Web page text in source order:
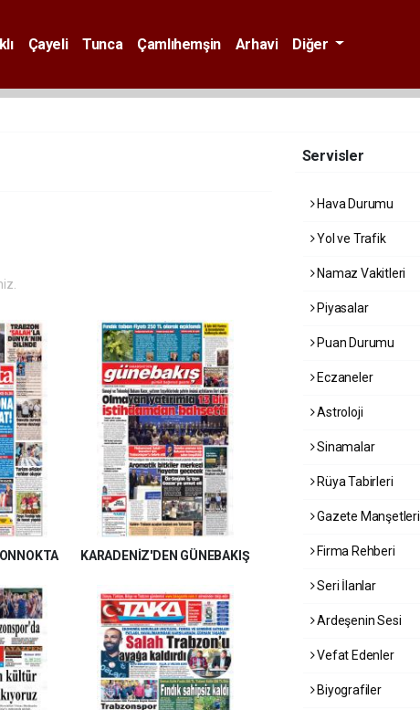
Çayeli Tunca Çamlıhemşin Arhavi Diğer
KARADENİZ'DEN GÜNEBAKIŞ
Servisler
Hava Durumu
Yol ve Trafik
Namaz Vakitleri
Piyasalar
Puan Durumu
Eczaneler
Astroloji
Sinamalar
Rüya Tabirleri
Gazete Manşetleri
Firma Rehberi
Seri İlanlar
Ardeşenin Sesi
Vefat Edenler
Biyografiler